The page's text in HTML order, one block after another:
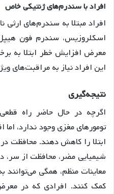
افراد با سندرم‌های ژنتیکی خاص
افراد مبتلا به سندرم‌های ارثی
اسکلروزیس، سندرم فون
معرض افزایش خطر ابتلا به
این افراد نیاز به مراقبت‌های
نتیجه‌گیری
اگرچه در حال حاضر راه
تومورهای مغزی وجود ندارد،
ابتلا را کاهش دهند. محافظت
شیمیایی مضر، محافظت از
معاینات منظم، همگی می‌توانند
کمک کنند. افرادی که در